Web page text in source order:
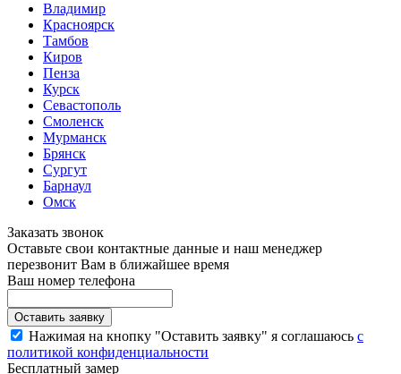
Владимир
Красноярск
Тамбов
Киров
Пенза
Курск
Севастополь
Смоленск
Мурманск
Брянск
Сургут
Барнаул
Омск
Заказать звонок
Оставьте свои контактные данные и наш менеджер
перезвонит Вам в ближайшее время
Ваш номер телефона
Нажимая на кнопку "Оставить заявку" я соглашаюсь с
политикой конфиденциальности
Бесплатный замер